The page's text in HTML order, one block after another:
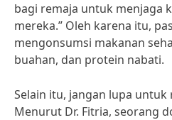
bagi remaja untuk menjaga
mereka.” Oleh karena itu,
mengonsumsi makanan
buahan, dan protein nabati.
Selain itu, jangan lupa
Menurut Dr. Fitria, seorang